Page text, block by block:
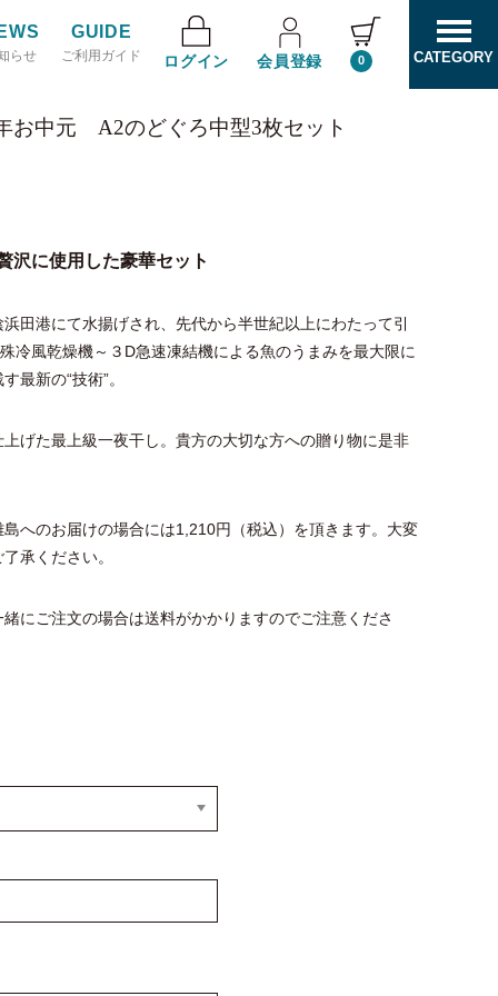
らせ
GUIDE
ご利用ガイド ログイン 会員登録 0 CATEGORY
お中元 A2のどぐろ中型3枚セット
沢に使用した豪華セット
田港にて水揚げされ、先代から半世紀以上にわたって引
冷風乾燥機～３D急速凍結機による魚のうまみを最大限に
最新の“技術”。
上げた最上級一夜干し。貴方の大切な方への贈り物に是非
へのお届けの場合には1,210円（税込）を頂きます。大変
承ください。
にご注文の場合は送料がかかりますのでご注意くださ